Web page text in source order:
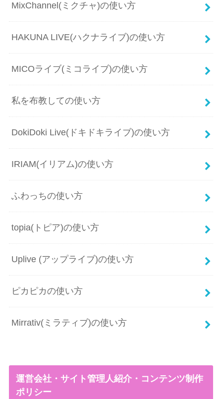
MixChannel(ミクチャ)の使い方
HAKUNA LIVE(ハクナライブ)の使い方
MICOライブ(ミコライブ)の使い方
私を布教しての使い方
DokiDoki Live(ドキドキライブ)の使い方
IRIAM(イリアム)の使い方
ふわっちの使い方
topia(トピア)の使い方
Uplive (アップライブ)の使い方
ピカピカの使い方
Mirrativ(ミラティブ)の使い方
運営会社・サイト管理人紹介・コンテンツ制作
ポリシー